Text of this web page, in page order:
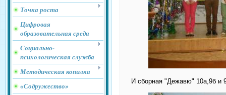
Точка роста
Цифровая
образовательная среда
Социально-
психологическая служба
Методическая копилка
«Содружество»
И сборная "Дежавю" 10а,9б и